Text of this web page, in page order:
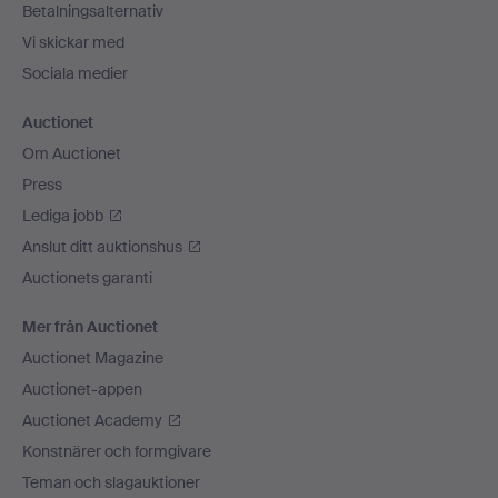
Betalningsalternativ
Vi skickar med
Sociala medier
Auctionet
Om Auctionet
Press
Lediga jobb
Anslut ditt auktionshus
Auctionets garanti
Mer från Auctionet
Auctionet Magazine
Auctionet-appen
Auctionet Academy
Konstnärer och formgivare
Teman och slagauktioner